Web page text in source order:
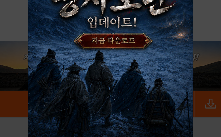
로그인 PC버전 전체앱